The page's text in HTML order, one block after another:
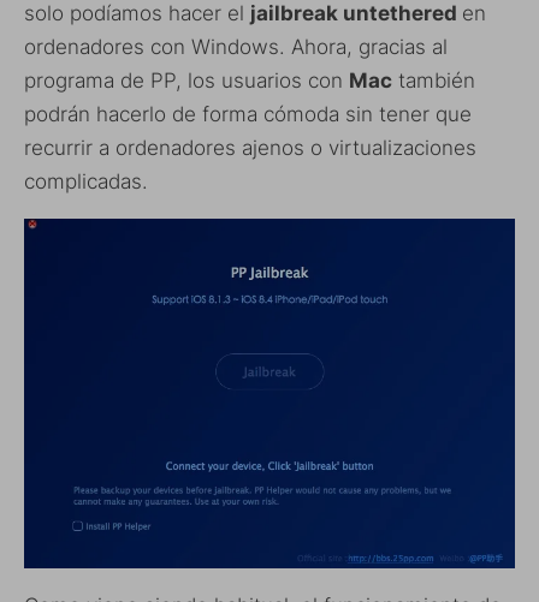
solo podíamos hacer el jailbreak untethered en
ordenadores con Windows. Ahora, gracias al
programa de PP, los usuarios con Mac también
podrán hacerlo de forma cómoda sin tener que
recurrir a ordenadores ajenos o virtualizaciones
complicadas.